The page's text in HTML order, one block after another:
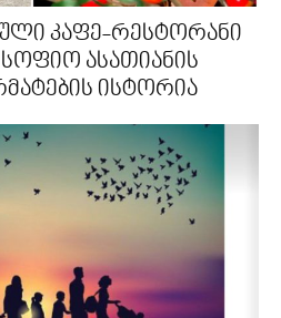
კაფე-რესტორანი
სოფიო ასათიანის
ისტორია